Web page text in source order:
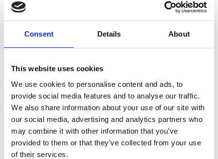
Consent Details About
This website uses cookies
We use cookies to personalise content and ads, to
provide social media features and to analyse our traffic.
We also share information about your use of our site with
our social media, advertising and analytics partners who
may combine it with other information that you’ve
provided to them or that they’ve collected from your use
of their services.
2 525 SEK